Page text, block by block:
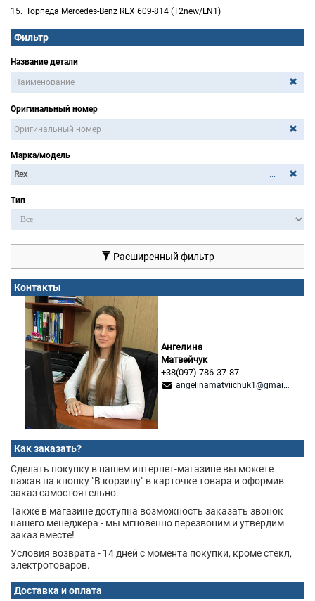
Торпеда Mercedes-Benz REX 609-814 (T2new/LN1)
Фильтр
Название детали
Оригинальный номер
Марка/модель
...
Тип
Расширенный фильтр
Контакты
Ангелина
Матвейчук
+38(097) 786-37-87
angelinamatviichuk1@gmail.com
Как заказать?
Сделать покупку в нашем интернет-магазине вы можете
нажав на кнопку "В корзину" в карточке товара и оформив
заказ самостоятельно.
Также в магазине доступна возможность заказать звонок
нашего менеджера - мы мгновенно перезвоним и утвердим
заказ вместе!
Условия возврата - 14 дней с момента покупки, кроме стекл,
электротоваров.
Доставка и оплата